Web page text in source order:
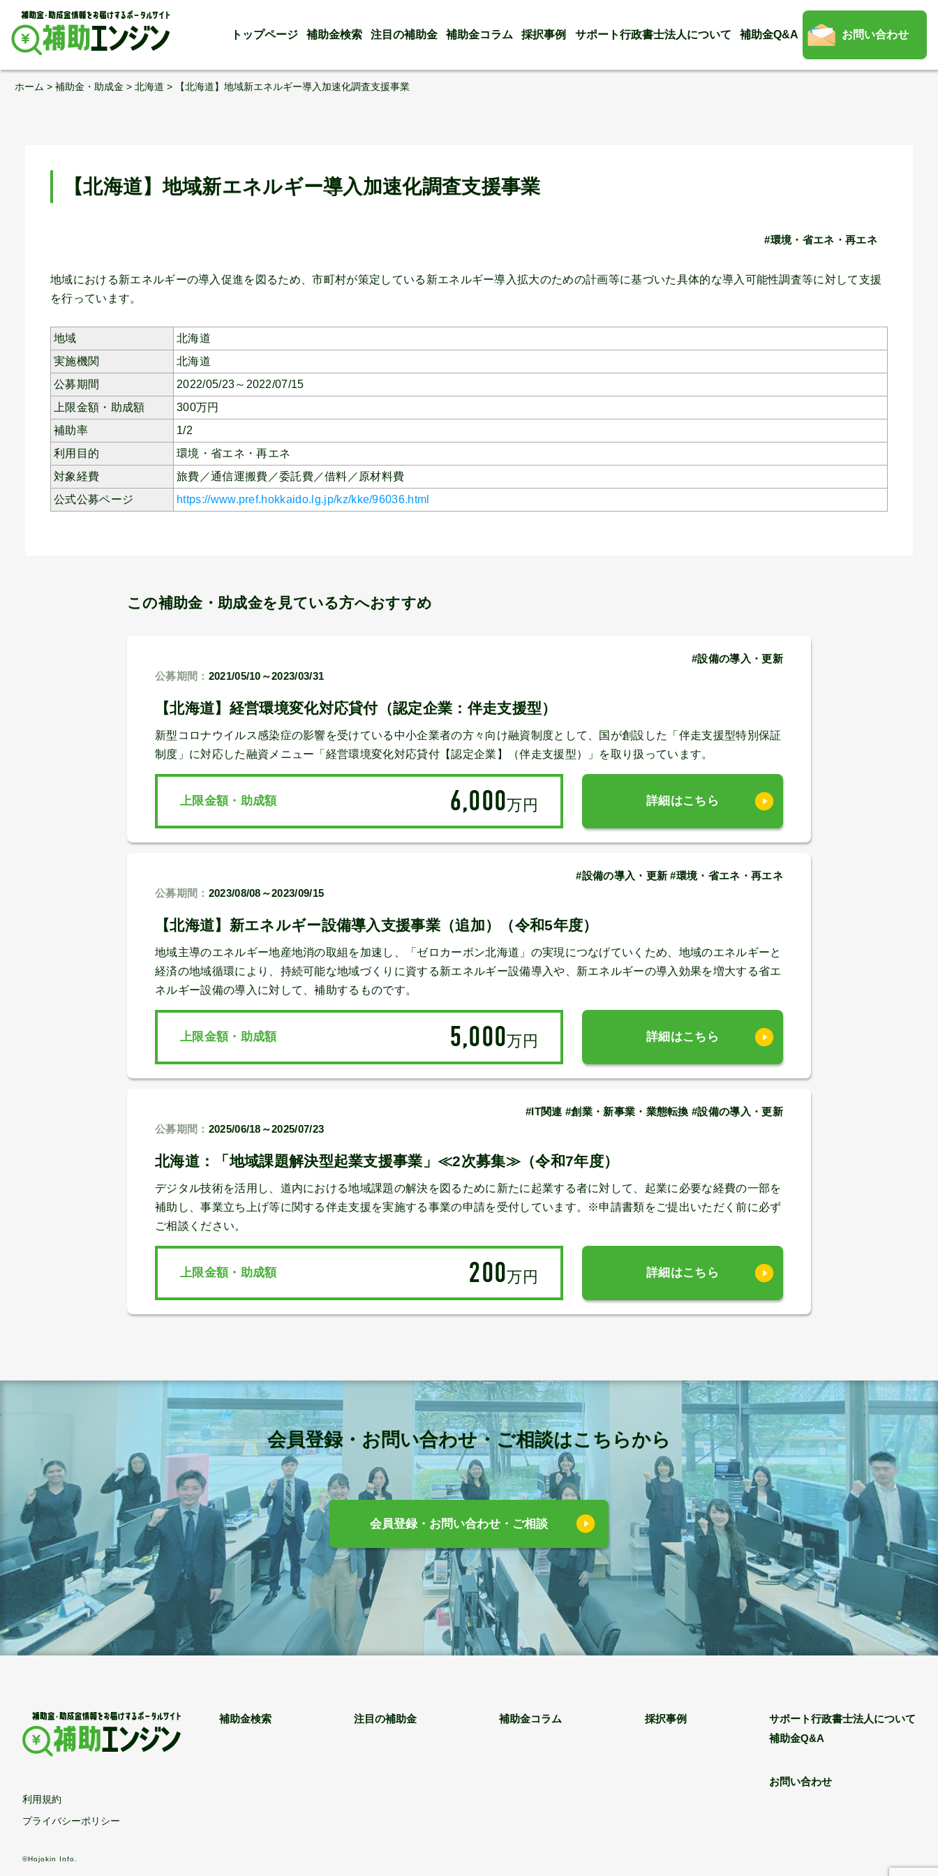
Skip
トップページ 補助金検索 注目の補助金 補助金コラム 採択事例 サポート行政書士法人について 補助金Q&A お問い合わせ
ホーム > 補助金・助成金 > 北海道 > 【北海道】地域新エネルギー導入加速化調査支援事業
【北海道】地域新エネルギー導入加速化調査支援事業
#環境・省エネ・再エネ
地域における新エネルギーの導入促進を図るため、市町村が策定している新エネルギー導入拡大のための計画等に基づいた具体的な導入可能性調査等に対して支援
を行っています。
地域
北海道
実施機関
北海道
公募期間
2022/05/23～2022/07/15
上限金額・助成額
300万円
補助率
1/2
利用目的
環境・省エネ・再エネ
対象経費
旅費／通信運搬費／委託費／借料／原材料費
公式公募ページ
https://www.pref.hokkaido.lg.jp/kz/kke/96036.html
この補助金・助成金を見ている方へおすすめ
#設備の導入・更新
公募期間： 2021/05/10～2023/03/31
【北海道】経営環境変化対応貸付（認定企業：伴走支援型）
新型コロナウイルス感染症の影響を受けている中小企業者の方々向け融資制度として、国が創設した「伴走支援型特別保証
制度」に対応した融資メニュー「経営環境変化対応貸付【認定企業】（伴走支援型）」を取り扱っています。
上限金額・助成額 6,000万円 詳細はこちら
#設備の導入・更新 #環境・省エネ・再エネ
公募期間： 2023/08/08～2023/09/15
【北海道】新エネルギー設備導入支援事業（追加）（令和5年度）
地域主導のエネルギー地産地消の取組を加速し、「ゼロカーボン北海道」の実現につなげていくため、地域のエネルギーと
経済の地域循環により、持続可能な地域づくりに資する新エネルギー設備導入や、新エネルギーの導入効果を増大する省エ
ネルギー設備の導入に対して、補助するものです。
上限金額・助成額 5,000万円 詳細はこちら
#IT関連 #創業・新事業・業態転換 #設備の導入・更新
公募期間： 2025/06/18～2025/07/23
北海道：「地域課題解決型起業支援事業」≪2次募集≫（令和7年度）
デジタル技術を活用し、道内における地域課題の解決を図るために新たに起業する者に対して、起業に必要な経費の一部を
補助し、事業立ち上げ等に関する伴走支援を実施する事業の申請を受付しています。※申請書類をご提出いただく前に必ず
ご相談ください。
上限金額・助成額 200万円 詳細はこちら
会員登録・お問い合わせ・ご相談はこちらから
会員登録・お問い合わせ・ご相談
補助金検索 注目の補助金 補助金コラム 採択事例
サポート行政書士法人について
補助金Q&A
お問い合わせ
利用規約
プライバシーポリシー
©Hojokin Info.